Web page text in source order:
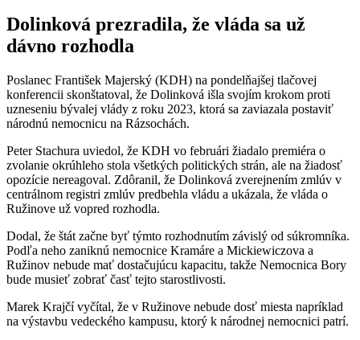
Dolinková prezradila, že vláda sa už
dávno rozhodla
Poslanec František Majerský (KDH) na pondelňajšej tlačovej
konferencii skonštatoval, že Dolinková išla svojím krokom proti
uzneseniu bývalej vlády z roku 2023, ktorá sa zaviazala postaviť
národnú nemocnicu na Rázsochách.
Peter Stachura uviedol, že KDH vo februári žiadalo premiéra o
zvolanie okrúhleho stola všetkých politických strán, ale na žiadosť
opozície nereagoval. Zdôranil, že Dolinková zverejnením zmlúv v
centrálnom registri zmlúv predbehla vládu a ukázala, že vláda o
Ružinove už vopred rozhodla.
Dodal, že štát začne byť týmto rozhodnutím závislý od súkromníka.
Podľa neho zaniknú nemocnice Kramáre a Mickiewiczova a
Ružinov nebude mať dostačujúcu kapacitu, takže Nemocnica Bory
bude musieť zobrať časť tejto starostlivosti.
Marek Krajčí vyčítal, že v Ružinove nebude dosť miesta napríklad
na výstavbu vedeckého kampusu, ktorý k národnej nemocnici patrí.